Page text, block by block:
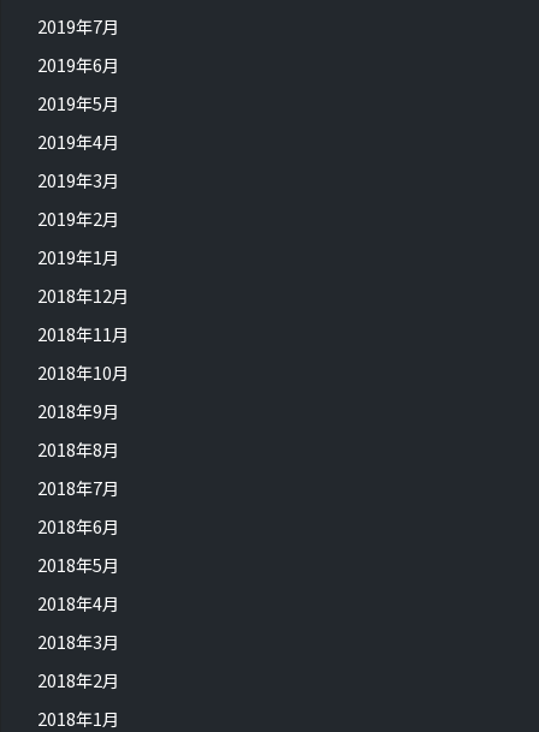
2019年7月
2019年6月
2019年5月
2019年4月
2019年3月
2019年2月
2019年1月
2018年12月
2018年11月
2018年10月
2018年9月
2018年8月
2018年7月
2018年6月
2018年5月
2018年4月
2018年3月
2018年2月
2018年1月